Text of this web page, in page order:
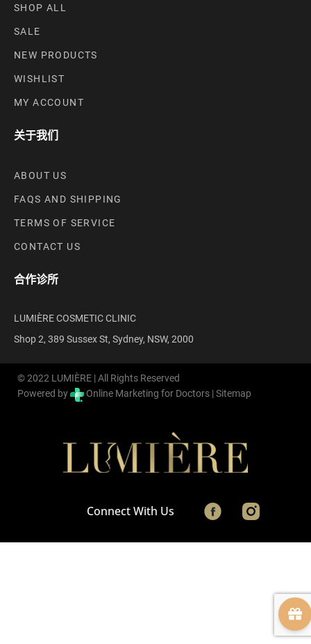
SHOP ALL
SALE
NEW PRODUCTS
WISHLIST
MY ACCOUNT
关于我们
ABOUT US
FAQS AND SHIPPING
TERMS OF SERVICE
CONTACT US
合作诊所
LUMIÈRE COSMETIC CLINIC
Shop 2, 389 Sussex St, Sydney, NSW, 2000
© 2022 LUMIÈRE | All Rights Reserved
Powered by
Online Marketing for Doctors |Sitemap
Connect With Us